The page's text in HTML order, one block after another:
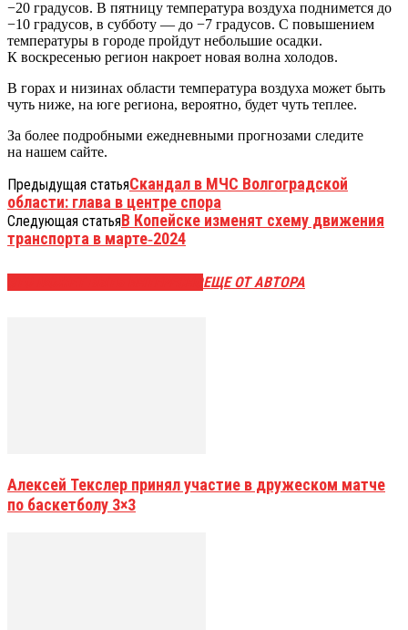
−20 градусов. В пятницу температура воздуха поднимется до
−10 градусов, в субботу — до −7 градусов. С повышением
температуры в городе пройдут небольшие осадки.
К воскресенью регион накроет новая волна холодов.
В горах и низинах области температура воздуха может быть
чуть ниже, на юге региона, вероятно, будет чуть теплее.
За более подробными ежедневными прогнозами следите
на нашем сайте.
Предыдущая статьяСкандал в МЧС Волгоградской
области: глава в центре спора
Следующая статьяВ Копейске изменят схему движения
транспорта в марте‑2024
ЕЩЕ ОТ АВТОРА
Алексей Текслер принял участие в дружеском матче
по баскетболу 3×3